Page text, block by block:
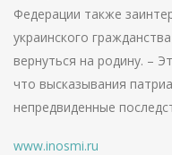
Федерации также
украинского
вернуться на родину. –
что высказывания
непредвиденные
www.inosmi.ru